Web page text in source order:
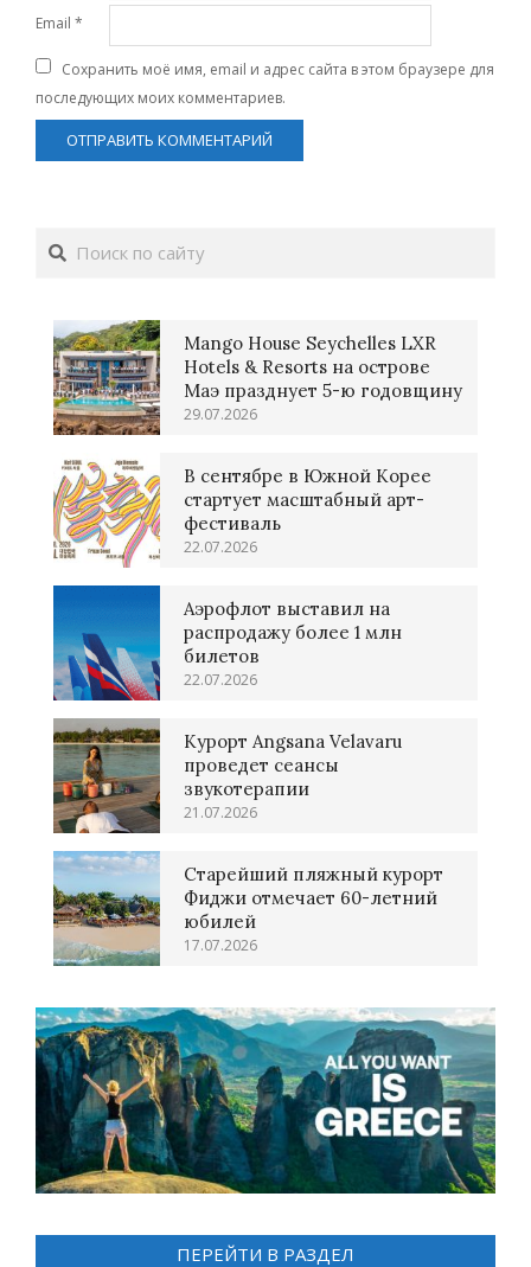
Email *
Сохранить моё имя, email и адрес сайта в этом браузере для
последующих моих комментариев.
Поиск
Mango House Seychelles LXR
Hotels & Resorts на острове
Маэ празднует 5-ю годовщину
29.07.2026
В сентябре в Южной Корее
стартует масштабный арт-
фестиваль
22.07.2026
Аэрофлот выставил на
распродажу более 1 млн
билетов
22.07.2026
Курорт Angsana Velavaru
проведет сеансы
звукотерапии
21.07.2026
Старейший пляжный курорт
Фиджи отмечает 60-летний
юбилей
17.07.2026
ПЕРЕЙТИ В РАЗДЕЛ